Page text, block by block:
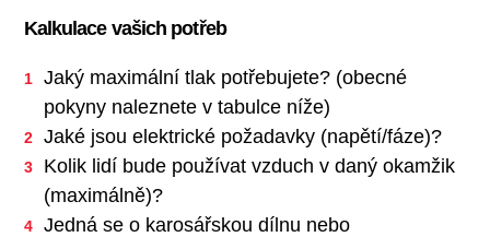
Kalkulace vašich potřeb
Jaký maximální tlak potřebujete? (obecné
pokyny naleznete v tabulce níže)
Jaké jsou elektrické požadavky (napětí/fáze)?
Kolik lidí bude používat vzduch v daný okamžik
(maximálně)?
Jedná se o karosářskou dílnu nebo